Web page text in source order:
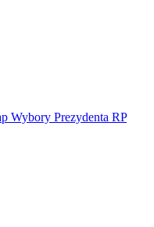
Wybory Prezydenta RP